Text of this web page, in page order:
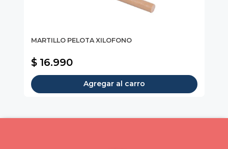
MARTILLO PELOTA XILOFONO
$ 16.990
Agregar al carro